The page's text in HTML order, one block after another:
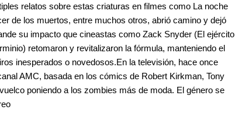
relatos sobre estas criaturas en filmes como La noche
de los muertos, entre muchos otros, abrió camino y dejó
su impacto que cineastas como Zack Snyder (El ejército
retomaron y revitalizaron la fórmula, manteniendo el
inesperados o novedosos.En la televisión, hace once
AMC, basada en los cómics de Robert Kirkman, Tony
poniendo a los zombies más de moda. El género se